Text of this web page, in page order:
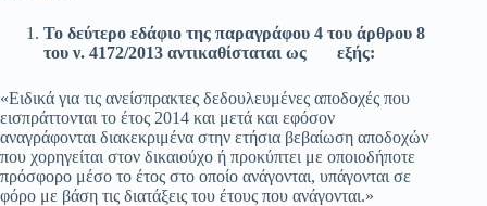
Το δεύτερο εδάφιο της παραγράφου 4 του άρθρου 8
του ν. 4172/2013 αντικαθίσταται ως εξής:
«Ειδικά για τις ανείσπρακτες δεδουλευμένες αποδοχές που
εισπράττονται το έτος 2014 και μετά και εφόσον
αναγράφονται διακεκριμένα στην ετήσια βεβαίωση αποδοχών
που χορηγείται στον δικαιούχο ή προκύπτει με οποιοδήποτε
πρόσφορο μέσο το έτος στο οποίο ανάγονται, υπάγονται σε
φόρο με βάση τις διατάξεις του έτους που ανάγονται.»